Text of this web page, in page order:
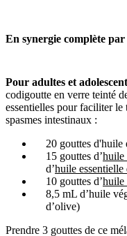
En synergie complète
Pour adultes et
codigoutte en verre teinté
essentielles pour faciliter
spasmes intestinaux :
20 gouttes d'huile
15 gouttes d’huile
d’huile essentielle
10 gouttes d’huile
8,5 mL d’huile
d’olive)
Prendre 3 gouttes de ce